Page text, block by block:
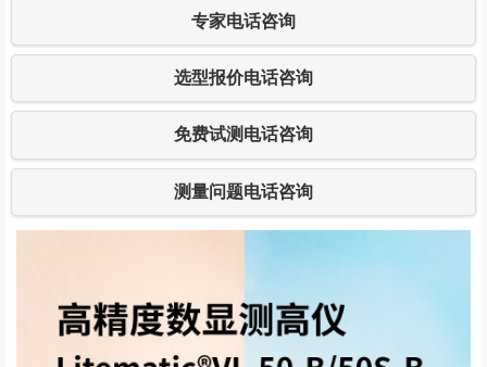
专家电话咨询
选型报价电话咨询
免费试测电话咨询
测量问题电话咨询